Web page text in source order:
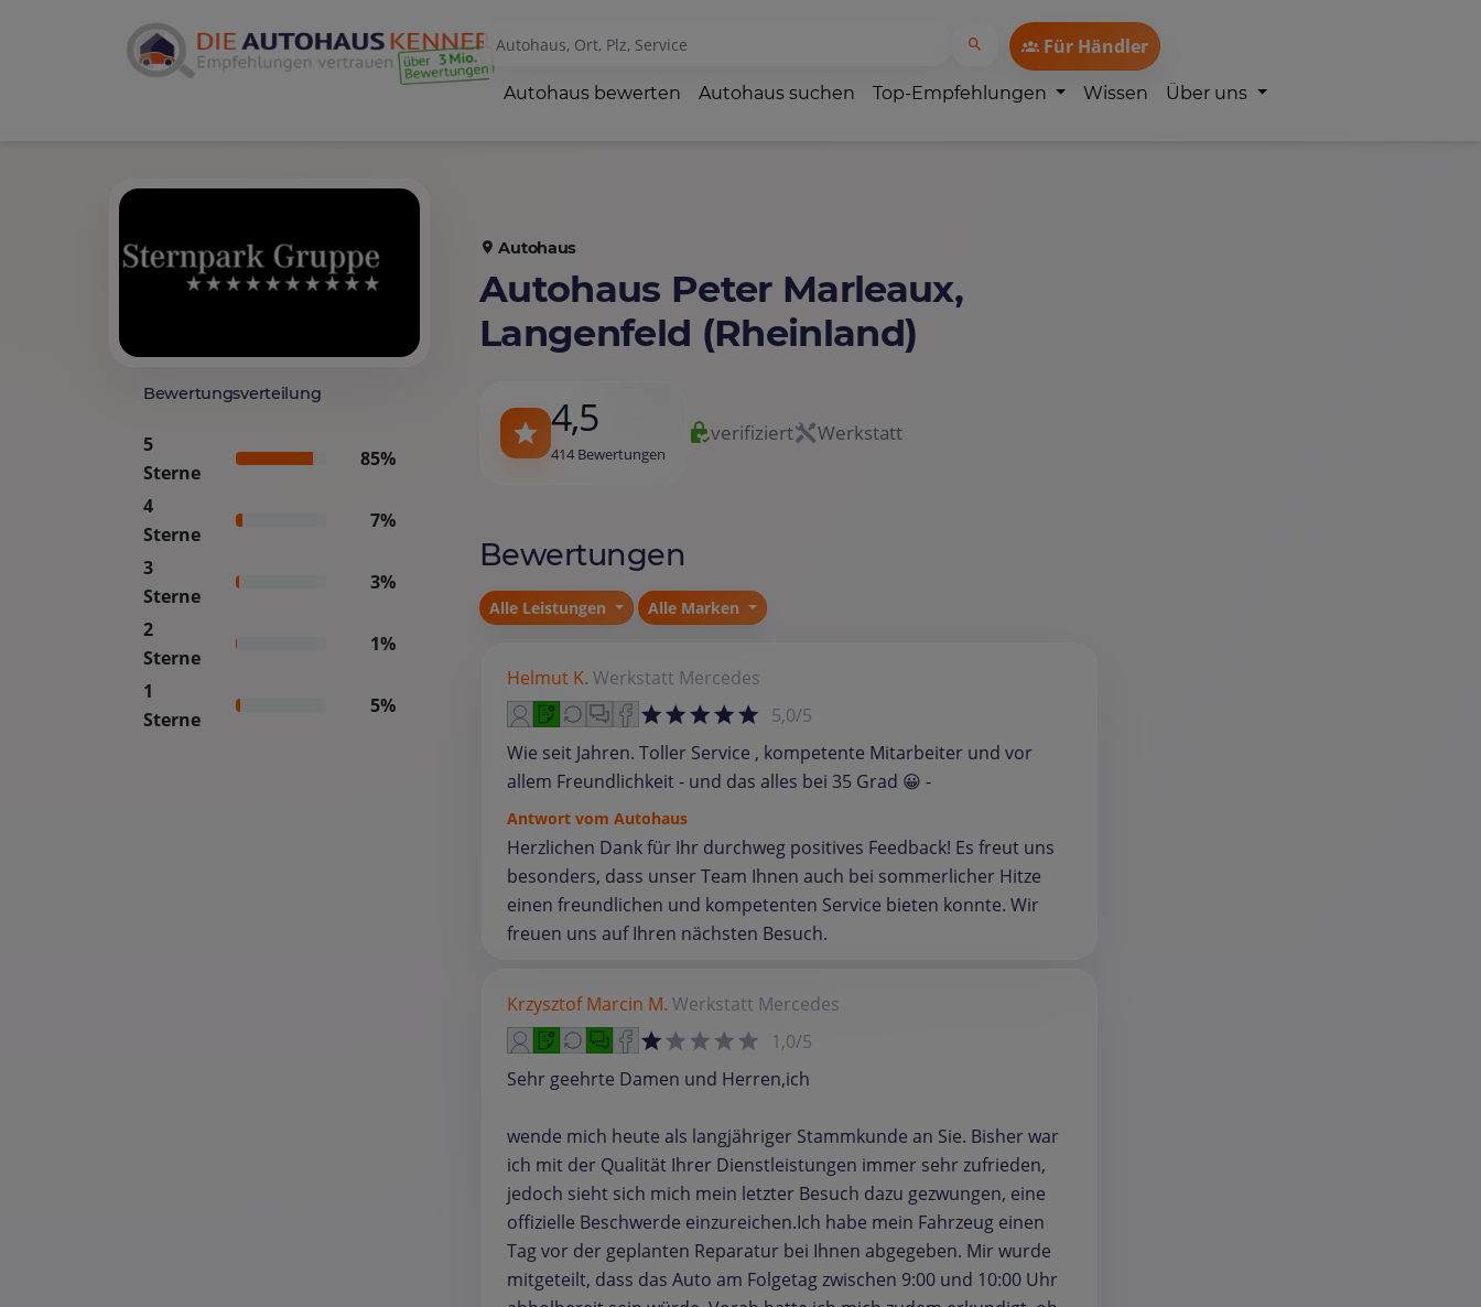
Für Händler
Autohaus bewerten Autohaus suchen Top-Empfehlungen Wissen Über uns
Bewertungsverteilung
5
Sterne
85%
4
Sterne
7%
3
Sterne
3%
2
Sterne
1%
1
Sterne
5%
Autohaus
Autohaus Peter Marleaux,
Langenfeld (Rheinland)
4,5
414 Bewertungen
verifiziert Werkstatt
Bewertungen
Alle Leistungen Alle Marken
Helmut K. Werkstatt Mercedes
5,0/5
Wie seit Jahren. Toller Service , kompetente Mitarbeiter und vor
allem Freundlichkeit - und das alles bei 35 Grad 😀 -
Antwort vom Autohaus
Herzlichen Dank für Ihr durchweg positives Feedback! Es freut uns
besonders, dass unser Team Ihnen auch bei sommerlicher Hitze
einen freundlichen und kompetenten Service bieten konnte. Wir
freuen uns auf Ihren nächsten Besuch.
Krzysztof Marcin M. Werkstatt Mercedes
1,0/5
Sehr geehrte Damen und Herren,ich
wende mich heute als langjähriger Stammkunde an Sie. Bisher war
ich mit der Qualität Ihrer Dienstleistungen immer sehr zufrieden,
jedoch sieht sich mich mein letzter Besuch dazu gezwungen, eine
offizielle Beschwerde einzureichen.Ich habe mein Fahrzeug einen
Tag vor der geplanten Reparatur bei Ihnen abgegeben. Mir wurde
mitgeteilt, dass das Auto am Folgetag zwischen 9:00 und 10:00 Uhr